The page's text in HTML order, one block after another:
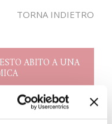
TORNA INDIETRO
ABITO A UNA